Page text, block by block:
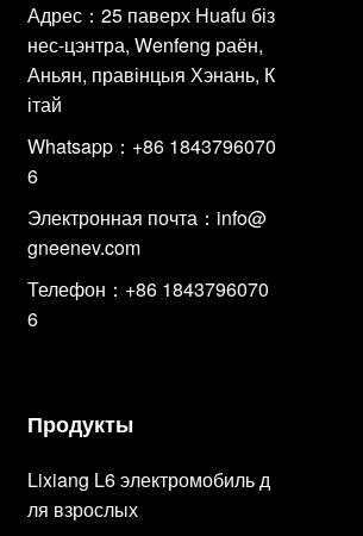
Адрес：25 паверх Huafu біз
нес-цэнтра, Wenfeng раён,
Аньян, правінцыя Хэнань, К
ітай
Whatsapp：+86 1843796070
6
Электронная почта： info@
gneenev.com
Телефон：+86 1843796070
6
Продукты
Lixiang L6 электромобиль д
ля взрослых